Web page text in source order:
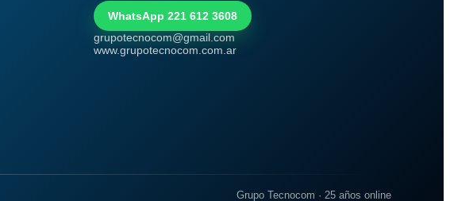
WhatsApp 221 612 3608
grupotecnocom@gmail.com
www.grupotecnocom.com.ar
Grupo Tecnocom · 25 años online